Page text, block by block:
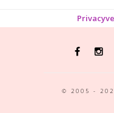
© 2005 -